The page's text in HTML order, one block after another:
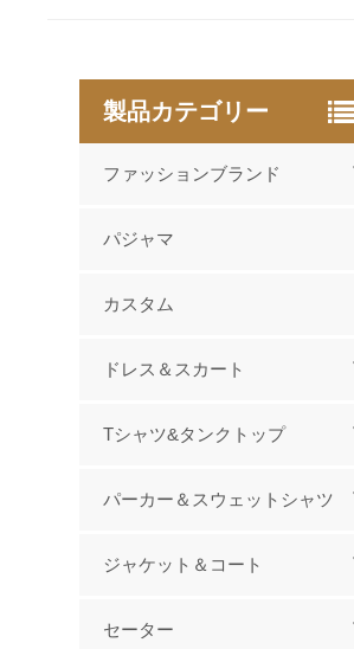
製品カテゴリー
ファッションブランド
パジャマ
カスタム
ドレス＆スカート
Tシャツ&タンクトップ
パーカー＆スウェットシャツ
ジャケット＆コート
セーター